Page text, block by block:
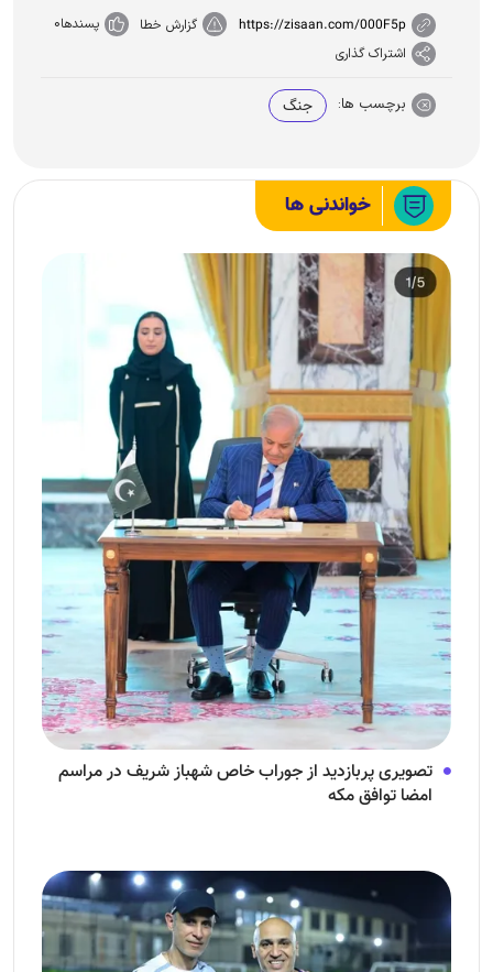
https://zisaan.com/000F5p گزارش خطا پسندها0
اشتراک گذاری
برچسب ها: جنگ
خواندنی ها
تصویری پربازدید از جوراب‌ خاص شهباز شریف در مراسم
امضا توافق‌ مکه